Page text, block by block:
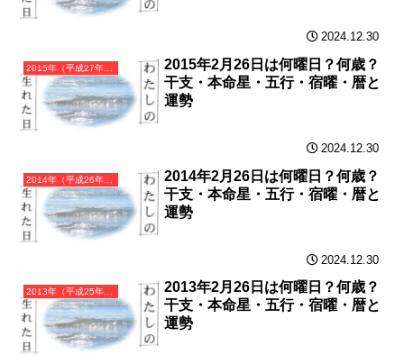
2024.12.30
2015年（平成27年）乙未（きのとひつじ）・未年（ひつじ年）カレンダー（月曜はじまり）
2015年2月26日は何曜日？何歳？
干支・本命星・五行・宿曜・暦と
運勢
2024.12.30
2014年（平成26年）甲午（きのえうま）・午年（うま年）カレンダー（月曜はじまり）
2014年2月26日は何曜日？何歳？
干支・本命星・五行・宿曜・暦と
運勢
2024.12.30
2013年（平成25年）癸巳（みずのとみ）・巳年（へび年）カレンダー（月曜はじまり）
2013年2月26日は何曜日？何歳？
干支・本命星・五行・宿曜・暦と
運勢